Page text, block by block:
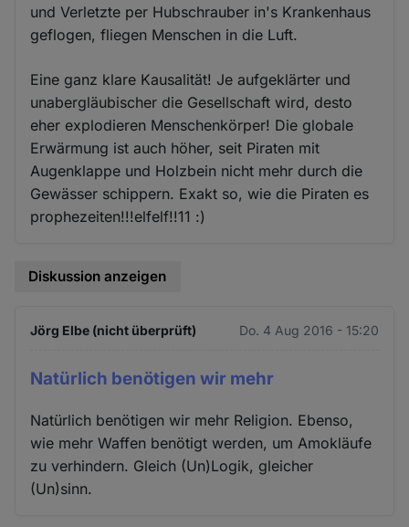
und Verletzte per Hubschrauber in's Krankenhaus
geflogen, fliegen Menschen in die Luft.
Eine ganz klare Kausalität! Je aufgeklärter und
unabergläubischer die Gesellschaft wird, desto
eher explodieren Menschenkörper! Die globale
Erwärmung ist auch höher, seit Piraten mit
Augenklappe und Holzbein nicht mehr durch die
Gewässer schippern. Exakt so, wie die Piraten es
prophezeiten!!!elfelf!!11 :)
Diskussion anzeigen
Jörg Elbe (nicht überprüft) Do. 4 Aug 2016 - 15:20
Natürlich benötigen wir mehr
Natürlich benötigen wir mehr Religion. Ebenso,
wie mehr Waffen benötigt werden, um Amokläufe
zu verhindern. Gleich (Un)Logik, gleicher
(Un)sinn.